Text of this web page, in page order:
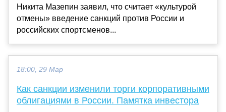
Никита Мазепин заявил, что считает «культурой
отмены» введение санкций против России и
российских спортсменов...
18:00, 29 Мар
Как санкции изменили торги корпоративными
облигациями в России. Памятка инвестора